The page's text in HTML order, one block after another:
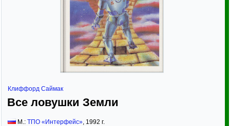
Клиффорд Саймак
Все ловушки Земли
М.: ТПО «Интерфейс», 1992 г.